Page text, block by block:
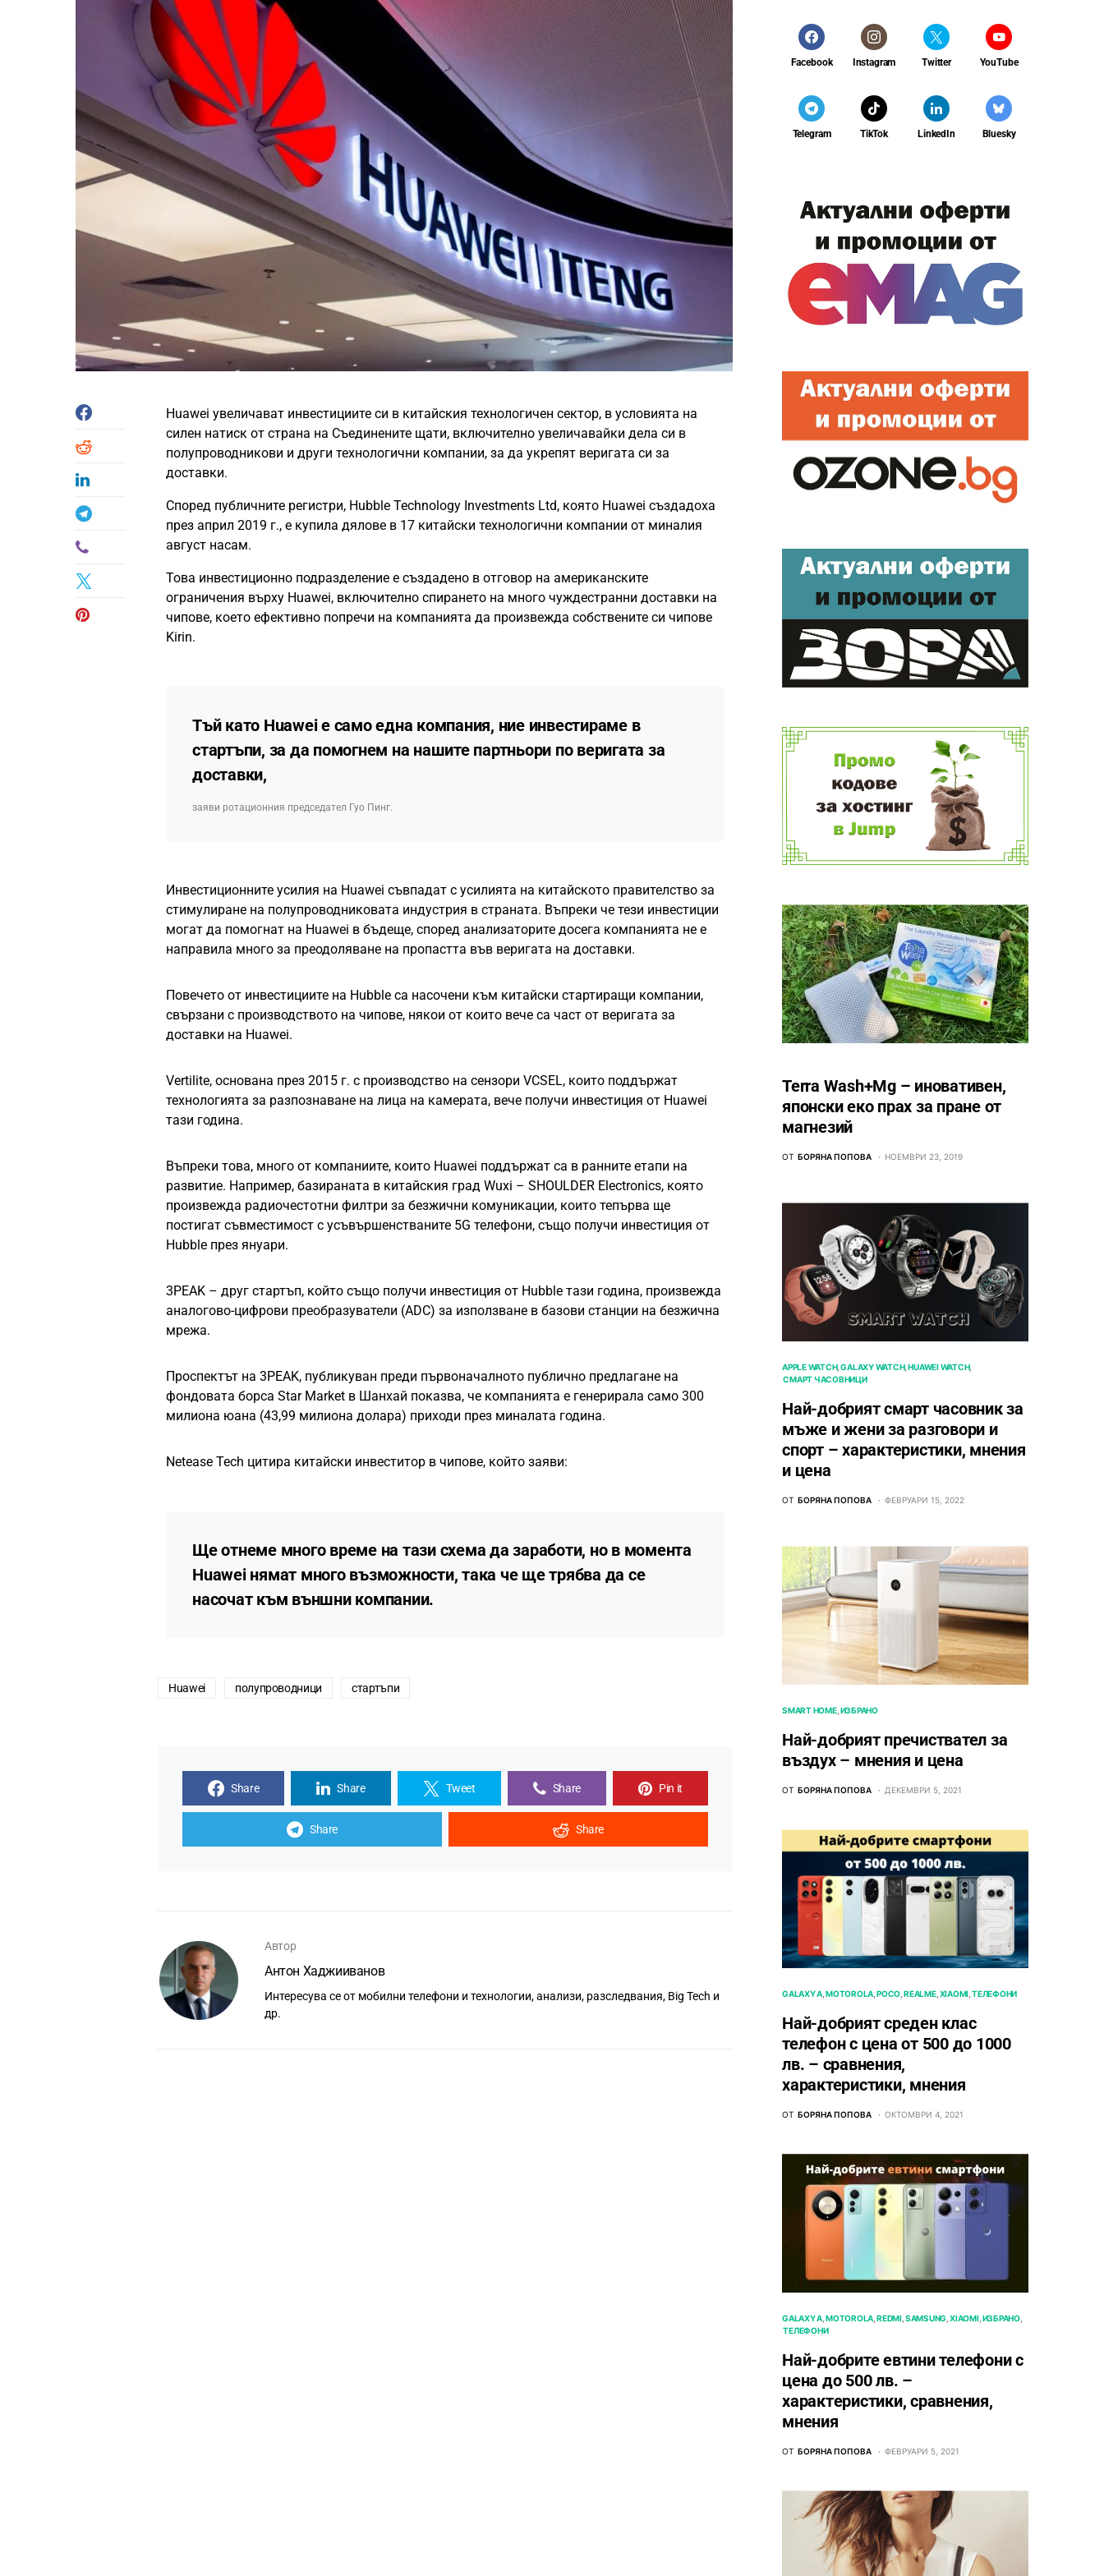
Huawei увеличават инвестициите си в китайския технологичен сектор, в условията на
силен натиск от страна на Съединените щати, включително увеличавайки дела си в
полупроводникови и други технологични компании, за да укрепят веригата си за
доставки.
Според публичните регистри, Hubble Technology Investments Ltd, която Huawei създадоха
през април 2019 г., е купила дялове в 17 китайски технологични компании от миналия
август насам.
Това инвестиционно подразделение е създадено в отговор на американските
ограничения върху Huawei, включително спирането на много чуждестранни доставки на
чипове, което ефективно попречи на компанията да произвежда собствените си чипове
Kirin.
Тъй като Huawei е само една компания, ние инвестираме в
стартъпи, за да помогнем на нашите партньори по веригата за
доставки,
заяви ротационния председател Гуо Пинг.
Инвестиционните усилия на Huawei съвпадат с усилията на китайското правителство за
стимулиране на полупроводниковата индустрия в страната. Въпреки че тези инвестиции
могат да помогнат на Huawei в бъдеще, според анализаторите досега компанията не е
направила много за преодоляване на пропастта във веригата на доставки.
Повечето от инвестициите на Hubble са насочени към китайски стартиращи компании,
свързани с производството на чипове, някои от които вече са част от веригата за
доставки на Huawei.
Vertilite, основана през 2015 г. с производство на сензори VCSEL, които поддържат
технологията за разпознаване на лица на камерата, вече получи инвестиция от Huawei
тази година.
Въпреки това, много от компаниите, които Huawei поддържат са в ранните етапи на
развитие. Например, базираната в китайския град Wuxi – SHOULDER Electronics, която
произвежда радиочестотни филтри за безжични комуникации, които тепърва ще
постигат съвместимост с усъвършенстваните 5G телефони, също получи инвестиция от
Hubble през януари.
3PEAK – друг стартъп, който също получи инвестиция от Hubble тази година, произвежда
аналогово-цифрови преобразуватели (ADC) за използване в базови станции на безжична
мрежа.
Проспектът на 3PEAK, публикуван преди първоначалното публично предлагане на
фондовата борса Star Market в Шанхай показва, че компанията е генерирала само 300
милиона юана (43,99 милиона долара) приходи през миналата година.
Netease Tech цитира китайски инвеститор в чипове, който заяви:
Ще отнеме много време на тази схема да заработи, но в момента
Huawei нямат много възможности, така че ще трябва да се
насочат към външни компании.
Huawei полупроводници стартъпи
Share Share Tweet Share Pin it
Share Share
Автор
Антон Хаджииванов
Интересува се от мобилни телефони и технологии, анализи, разследвания, Big Tech и
др.
Facebook Instagram Twitter YouTube
Telegram TikTok LinkedIn Bluesky
Terra Wash+Mg – иновативен,
японски еко прах за пране от
магнезий
ОТ БОРЯНА ПОПОВА НОЕМВРИ 23, 2019
APPLE WATCH GALAXY WATCH HUAWEI WATCH
СМАРТ ЧАСОВНИЦИ
Най-добрият смарт часовник за
мъже и жени за разговори и
спорт – характеристики, мнения
и цена
ОТ БОРЯНА ПОПОВА ФЕВРУАРИ 15, 2022
SMART HOME ИЗБРАНО
Най-добрият пречиствател за
въздух – мнения и цена
ОТ БОРЯНА ПОПОВА ДЕКЕМВРИ 5, 2021
GALAXY A MOTOROLA POCO REALME XIAOMI ТЕЛЕФОНИ
Най-добрият среден клас
телефон с цена от 500 до 1000
лв. – сравнения,
характеристики, мнения
ОТ БОРЯНА ПОПОВА ОКТОМВРИ 4, 2021
GALAXY A MOTOROLA REDMI SAMSUNG XIAOMI ИЗБРАНО
ТЕЛЕФОНИ
Най-добрите евтини телефони с
ценa до 500 лв. –
характeристики, сравнения,
мнения
ОТ БОРЯНА ПОПОВА ФЕВРУАРИ 5, 2021